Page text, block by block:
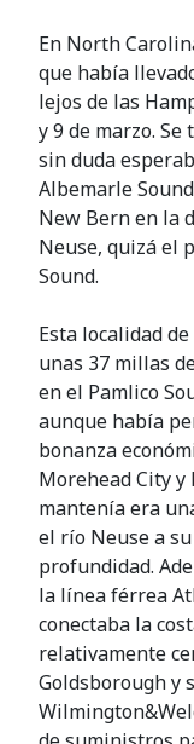
En North
que había
lejos de las
y 9 de marzo.
sin duda
Albemarle
New Bern en la
Neuse, quizá el
Sound.
Esta localidad
unas 37 millas
en el Pamlico
aunque había
bonanza
Morehead City y
mantenía era
el río Neuse a
profundidad.
la línea férrea
conectaba la
relativamente
Goldsborough y